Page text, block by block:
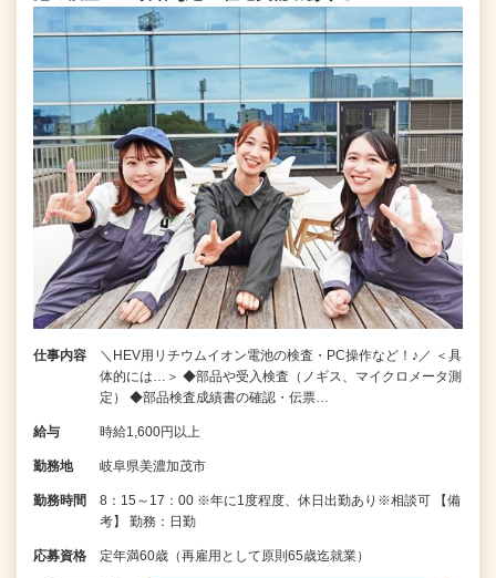
仕事内容
＼HEV用リチウムイオン電池の検査・PC操作など！♪／ ＜具
体的には…＞ ◆部品や受入検査（ノギス、マイクロメータ測
定） ◆部品検査成績書の確認・伝票…
給与 時給1,600円以上
勤務地 岐阜県美濃加茂市
勤務時間
8：15～17：00 ※年に1度程度、休日出勤あり※相談可 【備
考】 勤務：日勤
応募資格 定年満60歳（再雇用として原則65歳迄就業）